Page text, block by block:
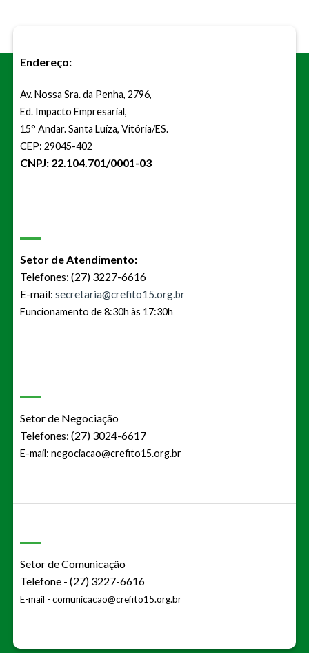
Endereço:
Av. Nossa Sra. da Penha, 2796,
Ed. Impacto Empresarial,
15° Andar. Santa Luíza, Vitória/ES.
CEP: 29045-402
CNPJ: 22.104.701/0001-03
Setor de Atendimento:
Telefones: (27) 3227-6616
E-mail: secretaria@crefito15.org.br
Funcionamento de 8:30h às 17:30h
Setor de Negociação
Telefones: (27) 3024-6617
E-mail: negociacao@crefito15.org.br
Setor de Comunicação
Telefone - (27) 3227-6616
E-mail - comunicacao@crefito15.org.br